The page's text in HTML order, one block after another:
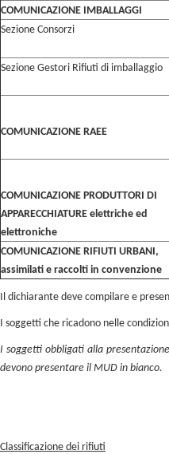
COMUNICAZIONE IMBALLAGGI
Sezione Consorzi
Sezione Gestori Rifiuti di imballaggio
COMUNICAZIONE RAEE
COMUNICAZIONE PRODUTTORI DI
APPARECCHIATURE elettriche ed
elettroniche
COMUNICAZIONE RIFIUTI URBANI,
assimilati e raccolti in convenzione
Il dichiarante deve compilare e
I soggetti che ricadono nelle
I soggetti obbligati alla
devono presentare il MUD in bianco.
Classificazione dei rifiuti